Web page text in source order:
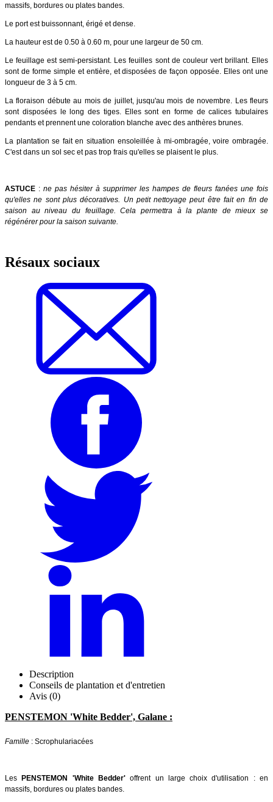
massifs, bordures ou plates bandes.
Le port est buissonnant, érigé et dense.
La hauteur est de 0.50 à 0.60 m, pour une largeur de 50 cm.
Le feuillage est semi-persistant. Les feuilles sont de couleur vert brillant. Elles
sont de forme simple et entière, et disposées de façon opposée. Elles ont une
longueur de 3 à 5 cm.
La floraison débute au mois de juillet, jusqu'au mois de novembre. Les fleurs
sont disposées le long des tiges. Elles sont en forme de calices tubulaires
pendants et prennent une coloration blanche avec des anthères brunes.
La plantation se fait en situation ensoleillée à mi-ombragée, voire ombragée.
C'est dans un sol sec et pas trop frais qu'elles se plaisent le plus.
ASTUCE : ne pas hésiter à supprimer les hampes de fleurs fanées une fois
qu'elles ne sont plus décoratives. Un petit nettoyage peut être fait en fin de
saison au niveau du feuillage. Cela permettra à la plante de mieux se
régénérer pour la saison suivante.
Résaux sociaux
Description
Conseils de plantation et d'entretien
Avis (0)
PENSTEMON 'White Bedder', Galane :
Famille : Scrophulariacées
Les PENSTEMON 'White Bedder' offrent un large choix d'utilisation : en
massifs, bordures ou plates bandes.